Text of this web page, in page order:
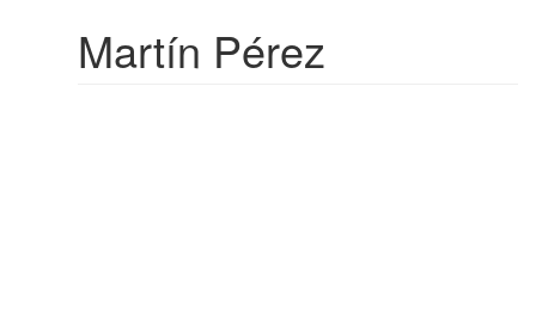
Martín Pérez